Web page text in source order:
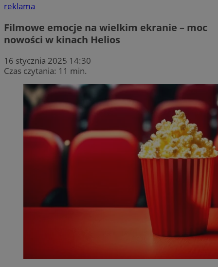
reklama
Filmowe emocje na wielkim ekranie – moc
nowości w kinach Helios
16 stycznia 2025 14:30
Czas czytania: 11 min.